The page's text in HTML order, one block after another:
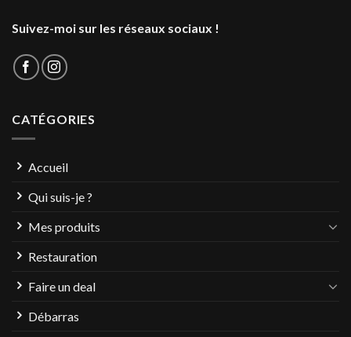
Suivez-moi sur les réseaux sociaux !
CATÉGORIES
Accueil
Qui suis-je ?
Mes produits
Restauration
Faire un deal
Débarras